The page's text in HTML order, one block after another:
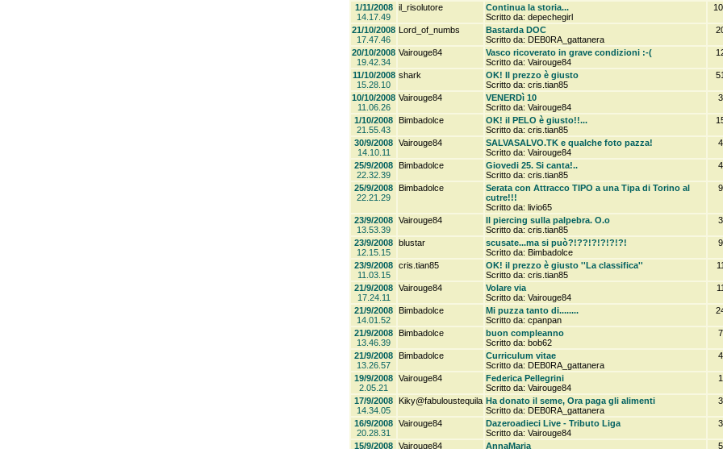
1/11/2008
14.17.49
il_risolutore
Continua la storia...
Scritto da: depechegirl
21/10/2008
17.47.46
Lord_of_numbs
Bastarda DOC
Scritto da: DEB0RA_gattanera
20/10/2008
19.42.34
Vairouge84
Vasco ricoverato in grave condizioni :-(
Scritto da: Vairouge84
11/10/2008
15.28.10
shark
OK! Il prezzo è giusto
Scritto da: cris.tian85
10/10/2008
11.06.26
Vairouge84
VENERDì 10
Scritto da: Vairouge84
3
1/10/2008
21.55.43
Bimbadolce
OK! il PELO è giusto!!...
Scritto da: cris.tian85
30/9/2008
14.10.11
Vairouge84
SALVASALVO.TK e qualche foto pazza!
Scritto da: Vairouge84
4
25/9/2008
22.32.39
Bimbadolce
Giovedi 25. Si canta!..
Scritto da: cris.tian85
4
25/9/2008
22.21.29
Bimbadolce
Serata con Attracco TIPO a una Tipa di Torino al
cutre!!!
Scritto da: livio65
9
23/9/2008
13.53.39
Vairouge84
Il piercing sulla palpebra. O.o
Scritto da: cris.tian85
3
23/9/2008
12.15.15
blustar
scusate...ma si può?!??!?!?!?!?!
Scritto da: Bimbadolce
9
23/9/2008
11.03.15
cris.tian85
OK! il prezzo è giusto ''La classifica''
Scritto da: cris.tian85
21/9/2008
17.24.11
Vairouge84
Volare via
Scritto da: Vairouge84
21/9/2008
14.01.52
Bimbadolce
Mi puzza tanto di........
Scritto da: cpanpan
21/9/2008
13.46.39
Bimbadolce
buon compleanno
Scritto da: bob62
7
21/9/2008
13.26.57
Bimbadolce
Curriculum vitae
Scritto da: DEB0RA_gattanera
4
19/9/2008
2.05.21
Vairouge84
Federica Pellegrini
Scritto da: Vairouge84
1
17/9/2008
14.34.05
Kiky@fabuloustequila Ha donato il seme, Ora paga gli alimenti
Scritto da: DEB0RA_gattanera
3
16/9/2008
20.28.31
Vairouge84
Dazeroadieci Live - Tributo Liga
Scritto da: Vairouge84
3
15/9/2008 Vairouge84
AnnaMaria
5